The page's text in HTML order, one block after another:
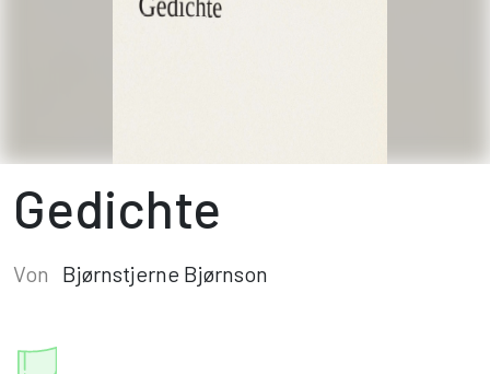
Gedichte
Von Bjørnstjerne Bjørnson